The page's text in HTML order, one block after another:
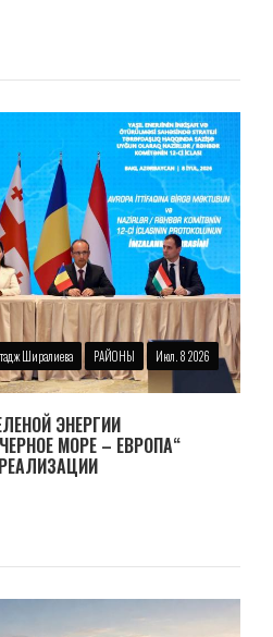
Ширалиева РАЙОНЫ Июл. 8 2026
ЭНЕРГИИ
МОРЕ – ЕВРОПА“